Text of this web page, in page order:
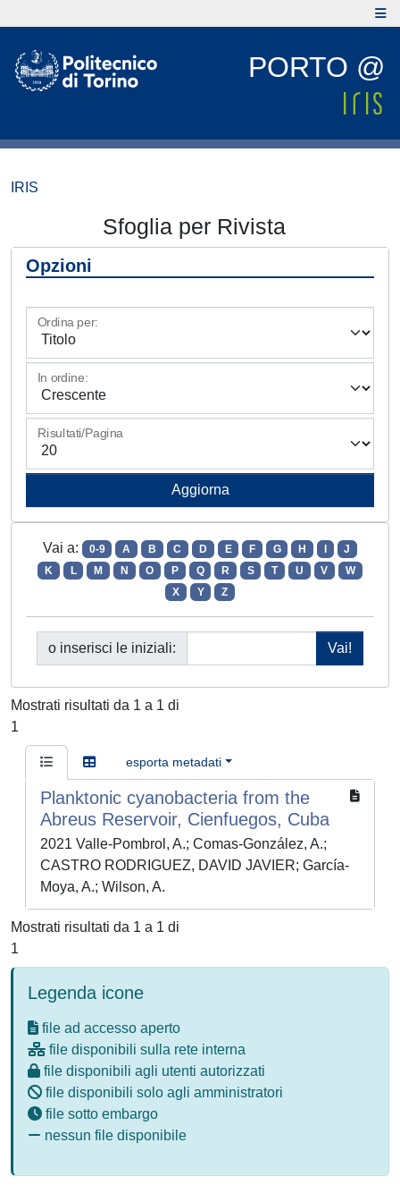
PORTO @
IRIS
Sfoglia per Rivista
Opzioni
Ordina per:
In ordine:
Risultati/Pagina
Vai a: 0-9 A B C D E F G H
J
K
L M N O P Q R S T U V
W
X
Y Z
o inserisci le iniziali:
Mostrati risultati da 1 a 1 di
1
esporta metadati
Planktonic cyanobacteria from the
Abreus Reservoir, Cienfuegos, Cuba
2021 Valle-Pombrol, A.; Comas-González, A.;
CASTRO RODRIGUEZ, DAVID JAVIER; García-
Moya, A.; Wilson, A.
Mostrati risultati da 1 a 1 di
1
Legenda icone
file ad accesso aperto
file disponibili sulla rete interna
file disponibili agli utenti autorizzati
file disponibili solo agli amministratori
file sotto embargo
nessun file disponibile